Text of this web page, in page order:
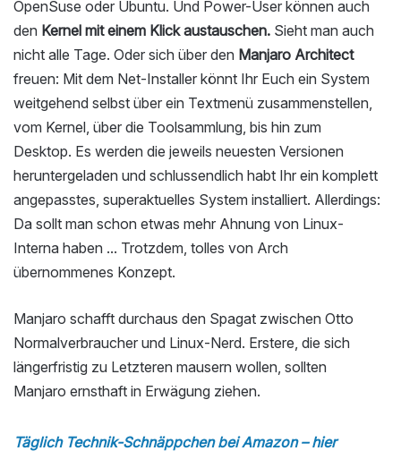
OpenSuse oder Ubuntu. Und Power-User können auch
den Kernel mit einem Klick austauschen. Sieht man auch
nicht alle Tage. Oder sich über den Manjaro Architect
freuen: Mit dem Net-Installer könnt Ihr Euch ein System
weitgehend selbst über ein Textmenü zusammenstellen,
vom Kernel, über die Toolsammlung, bis hin zum
Desktop. Es werden die jeweils neuesten Versionen
heruntergeladen und schlussendlich habt Ihr ein komplett
angepasstes, superaktuelles System installiert. Allerdings:
Da sollt man schon etwas mehr Ahnung von Linux-
Interna haben ... Trotzdem, tolles von Arch
übernommenes Konzept.
Manjaro schafft durchaus den Spagat zwischen Otto
Normalverbraucher und Linux-Nerd. Erstere, die sich
längerfristig zu Letzteren mausern wollen, sollten
Manjaro ernsthaft in Erwägung ziehen.
Täglich Technik-Schnäppchen bei Amazon – hier